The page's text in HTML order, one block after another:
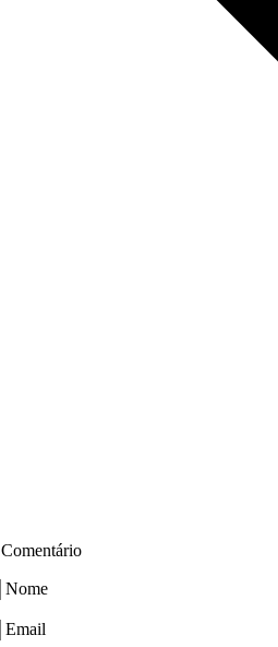
Comentário
Nome
Email